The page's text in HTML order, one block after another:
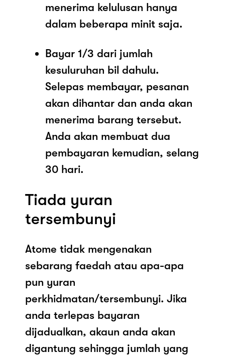
menerima kelulusan hanya
dalam beberapa minit saja.
Bayar 1/3 dari jumlah
kesuluruhan bil dahulu.
Selepas membayar, pesanan
akan dihantar dan anda akan
menerima barang tersebut.
Anda akan membuat dua
pembayaran kemudian, selang
30 hari.
Tiada yuran
tersembunyi
Atome tidak mengenakan
sebarang faedah atau apa-apa
pun yuran
perkhidmatan/tersembunyi. Jika
anda terlepas bayaran
dijadualkan, akaun anda akan
digantung sehingga jumlah yang